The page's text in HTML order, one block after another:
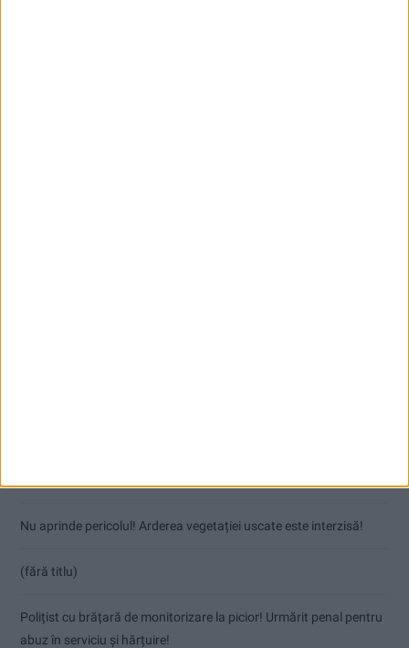
Nu aprinde pericolul! Arderea vegetației uscate este interzisă!
(fără titlu)
Polițist cu brățară de monitorizare la picior! Urmărit penal pentru
abuz în serviciu și hărțuire!